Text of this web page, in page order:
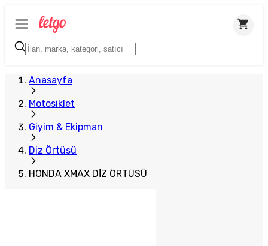
Anasayfa
Motosiklet
Giyim & Ekipman
Diz Örtüsü
HONDA XMAX DİZ ÖRTÜSÜ
Plus Satıcı